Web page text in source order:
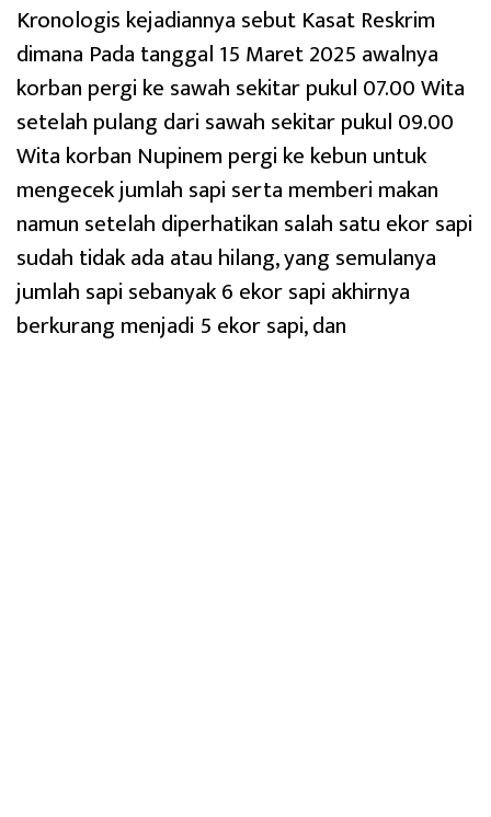
Kronologis kejadiannya sebut Kasat Reskrim
dimana Pada tanggal 15 Maret 2025 awalnya
korban pergi ke sawah sekitar pukul 07.00 Wita
setelah pulang dari sawah sekitar pukul 09.00
Wita korban Nupinem pergi ke kebun untuk
mengecek jumlah sapi serta memberi makan
namun setelah diperhatikan salah satu ekor sapi
sudah tidak ada atau hilang, yang semulanya
jumlah sapi sebanyak 6 ekor sapi akhirnya
berkurang menjadi 5 ekor sapi, dan